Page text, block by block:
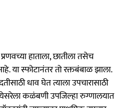
हाताला, छातीला तसेच
या स्फोटानंतर तो रक्तबंबाळ झाला.
धाव घेत त्याला उपचारासाठी
कळंबणी उपजिल्हा रुग्णालयात